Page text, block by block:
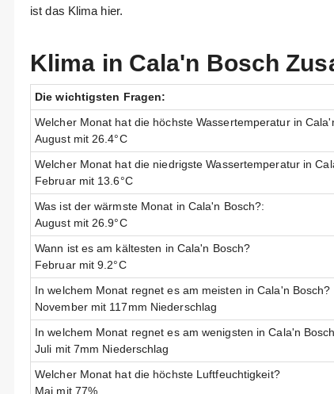
ist das Klima hier.
Klima in Cala'n Bosch
Die wichtigsten Fragen:
Welcher Monat hat die höchste Wassertemperatur in
August mit 26.4°C
Welcher Monat hat die niedrigste Wassertemperatur in
Februar mit 13.6°C
Was ist der wärmste Monat in Cala'n Bosch?:
August mit 26.9°C
Wann ist es am kältesten in Cala'n Bosch?
Februar mit 9.2°C
In welchem Monat regnet es am meisten in Cala'n Bosch?
November mit 117mm Niederschlag
In welchem Monat regnet es am wenigsten in Cala'n
Juli mit 7mm Niederschlag
Welcher Monat hat die höchste Luftfeuchtigkeit?
Mai mit 77%